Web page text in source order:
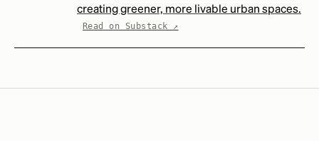
creating greener, more livable urban spaces.
Read on Substack ↗